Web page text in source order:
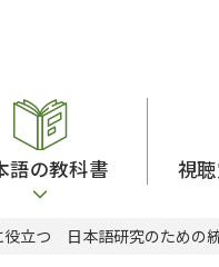
語の教科書 視
役立つ 日本語研究のための